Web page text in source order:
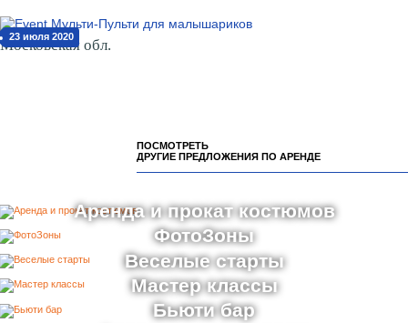
23 июля 2020
Московская обл.
ПОСМОТРЕТЬ
ДРУГИЕ ПРЕДЛОЖЕНИЯ ПО АРЕНДЕ
Аренда и прокат костюмов
ФотоЗоны
Веселые старты
Мастер классы
Бьюти бар